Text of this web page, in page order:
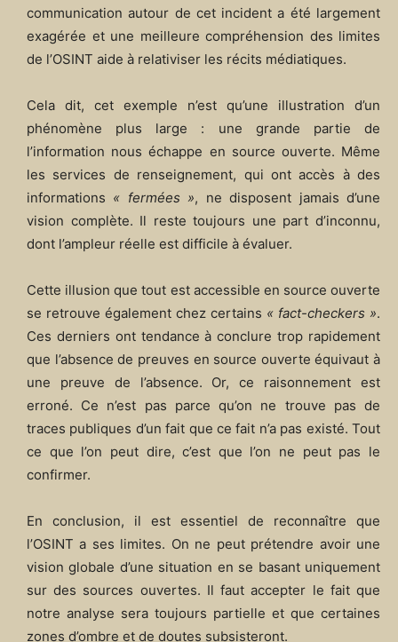
communication autour de cet incident a été largement
exagérée et une meilleure compréhension des limites
de l’OSINT aide à relativiser les récits médiatiques.
Cela dit, cet exemple n’est qu’une illustration d’un
phénomène plus large : une grande partie de
l’information nous échappe en source ouverte. Même
les services de renseignement, qui ont accès à des
informations « fermées », ne disposent jamais d’une
vision complète. Il reste toujours une part d’inconnu,
dont l’ampleur réelle est difficile à évaluer.
Cette illusion que tout est accessible en source ouverte
se retrouve également chez certains « fact-checkers ».
Ces derniers ont tendance à conclure trop rapidement
que l’absence de preuves en source ouverte équivaut à
une preuve de l’absence. Or, ce raisonnement est
erroné. Ce n’est pas parce qu’on ne trouve pas de
traces publiques d’un fait que ce fait n’a pas existé. Tout
ce que l’on peut dire, c’est que l’on ne peut pas le
confirmer.
En conclusion, il est essentiel de reconnaître que
l’OSINT a ses limites. On ne peut prétendre avoir une
vision globale d’une situation en se basant uniquement
sur des sources ouvertes. Il faut accepter le fait que
notre analyse sera toujours partielle et que certaines
zones d’ombre et de doutes subsisteront.